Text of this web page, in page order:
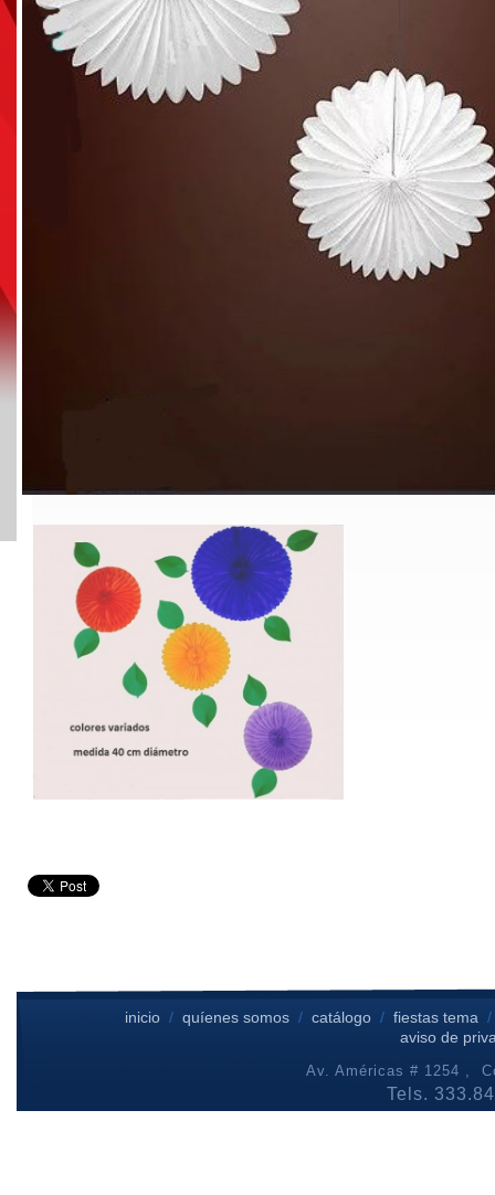
inicio /quíenes somos /catálogo / fiestas tema
aviso de
Av. Américas # 1254 ,
Tels.